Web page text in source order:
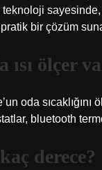
sayesinde,
bir çözüm
ısı ölçer
oda
bluetooth
kaç derece?